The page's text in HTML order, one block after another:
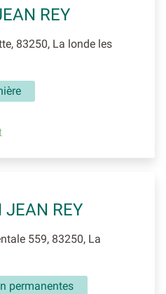
REY
83250, La londe les
JEAN REY
559, 83250, La
permanentes